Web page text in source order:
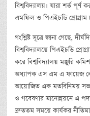
বিশ্ববিদ্যালয়। যারা শর্ত
এমফিল ও পিএইচডি প্রোগ্রাম
গংশ্লিষ্ট সূত্রে জানা গেছে,
বিশ্ববিদ্যালয়ে পিএইচডি
করে বিশ্ববিদ্যালয় মঞ্জুরি
অধ্যাপক এস এম এ ফায়েজ
আয়োজিত এক মতবিনিময় সভা
ও গবেষণার মানোন্নয়নে এ
দ্রুততম সময়ে কার্যকর